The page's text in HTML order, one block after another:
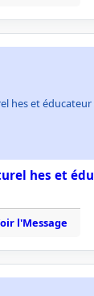
hes et
hes et
l'Message